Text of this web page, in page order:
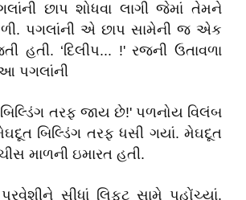
છાપ શોધવા લાગી જેમાં તેમને
પગલાંની એ છાપ સામેની જ એક
હતી. ‘દિલીપ... !' રજની ઉતાવળા
પગલાંની
તરફ જાય છે!' પળનોય વિલંબ
બિલ્ડિંગ તરફ ધસી ગયાં. મેઘદૂત
માળની ઇમારત હતી.
સીધાં લિફ્ટ સામે પહોંચ્યાં.